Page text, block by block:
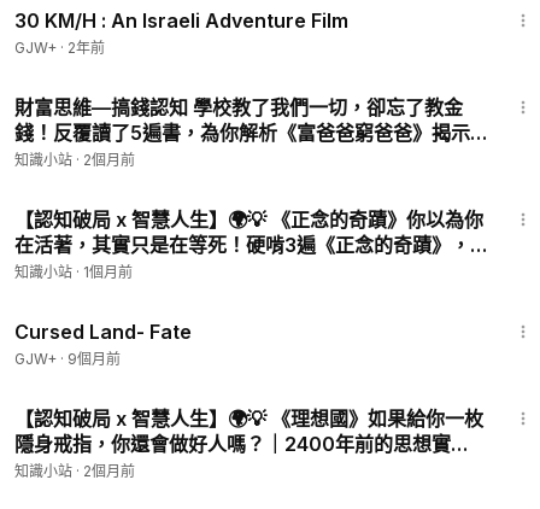
30 KM/H : An Israeli Adventure Film
GJW+ · 2年前
財富思維—搞錢認知 學校教了我們一切，卻忘了教金
錢！反覆讀了5遍書，為你解析《富爸爸窮爸爸》揭示
的致命教育缺陷
知識小站 · 2個月前
【認知破局 x 智慧人生】🌍💡 《正念的奇蹟》你以為你
在活著，其實只是在等死！硬啃3遍《正念的奇蹟》，
終於懂了什麼叫"洗碗就是洗碗"
知識小站 · 1個月前
Cursed Land- Fate
GJW+ · 9個月前
【認知破局 x 智慧人生】🌍💡 《理想國》如果給你一枚
隱身戒指，你還會做好人嗎？｜2400年前的思想實
驗，撕開了人性最後的遮羞布
知識小站 · 2個月前